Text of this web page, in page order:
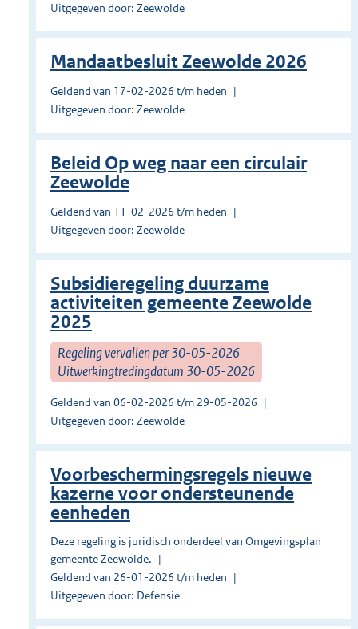
Uitgegeven door: Zeewolde
Mandaatbesluit Zeewolde 2026
Geldend van 17-02-2026 t/m heden
Uitgegeven door: Zeewolde
Beleid Op weg naar een circulair
Zeewolde
Geldend van 11-02-2026 t/m heden
Uitgegeven door: Zeewolde
Subsidieregeling duurzame
activiteiten gemeente Zeewolde
2025
Regeling vervallen per 30-05-2026
Uitwerkingtredingdatum 30-05-2026
Geldend van 06-02-2026 t/m 29-05-2026
Uitgegeven door: Zeewolde
Voorbeschermingsregels nieuwe
kazerne voor ondersteunende
eenheden
Deze regeling is juridisch onderdeel van Omgevingsplan
gemeente Zeewolde.
Geldend van 26-01-2026 t/m heden
Uitgegeven door: Defensie